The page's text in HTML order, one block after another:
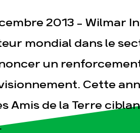
2013 - Wilmar
mondial dans le
un
Cette
Amis de la Terre